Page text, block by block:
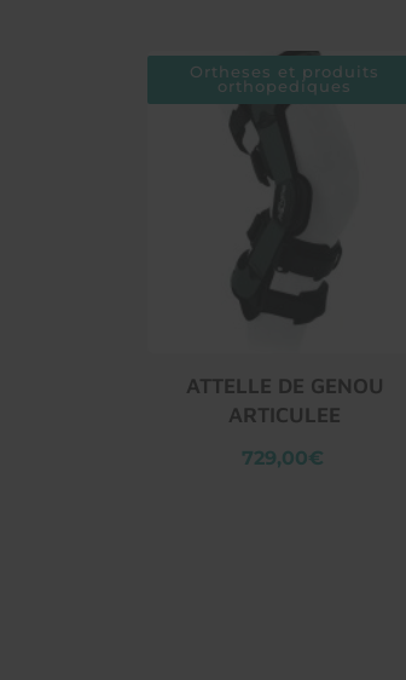
Ortheses et produits
orthopediques
ATTELLE DE GENOU
ARTICULEE
729,00€